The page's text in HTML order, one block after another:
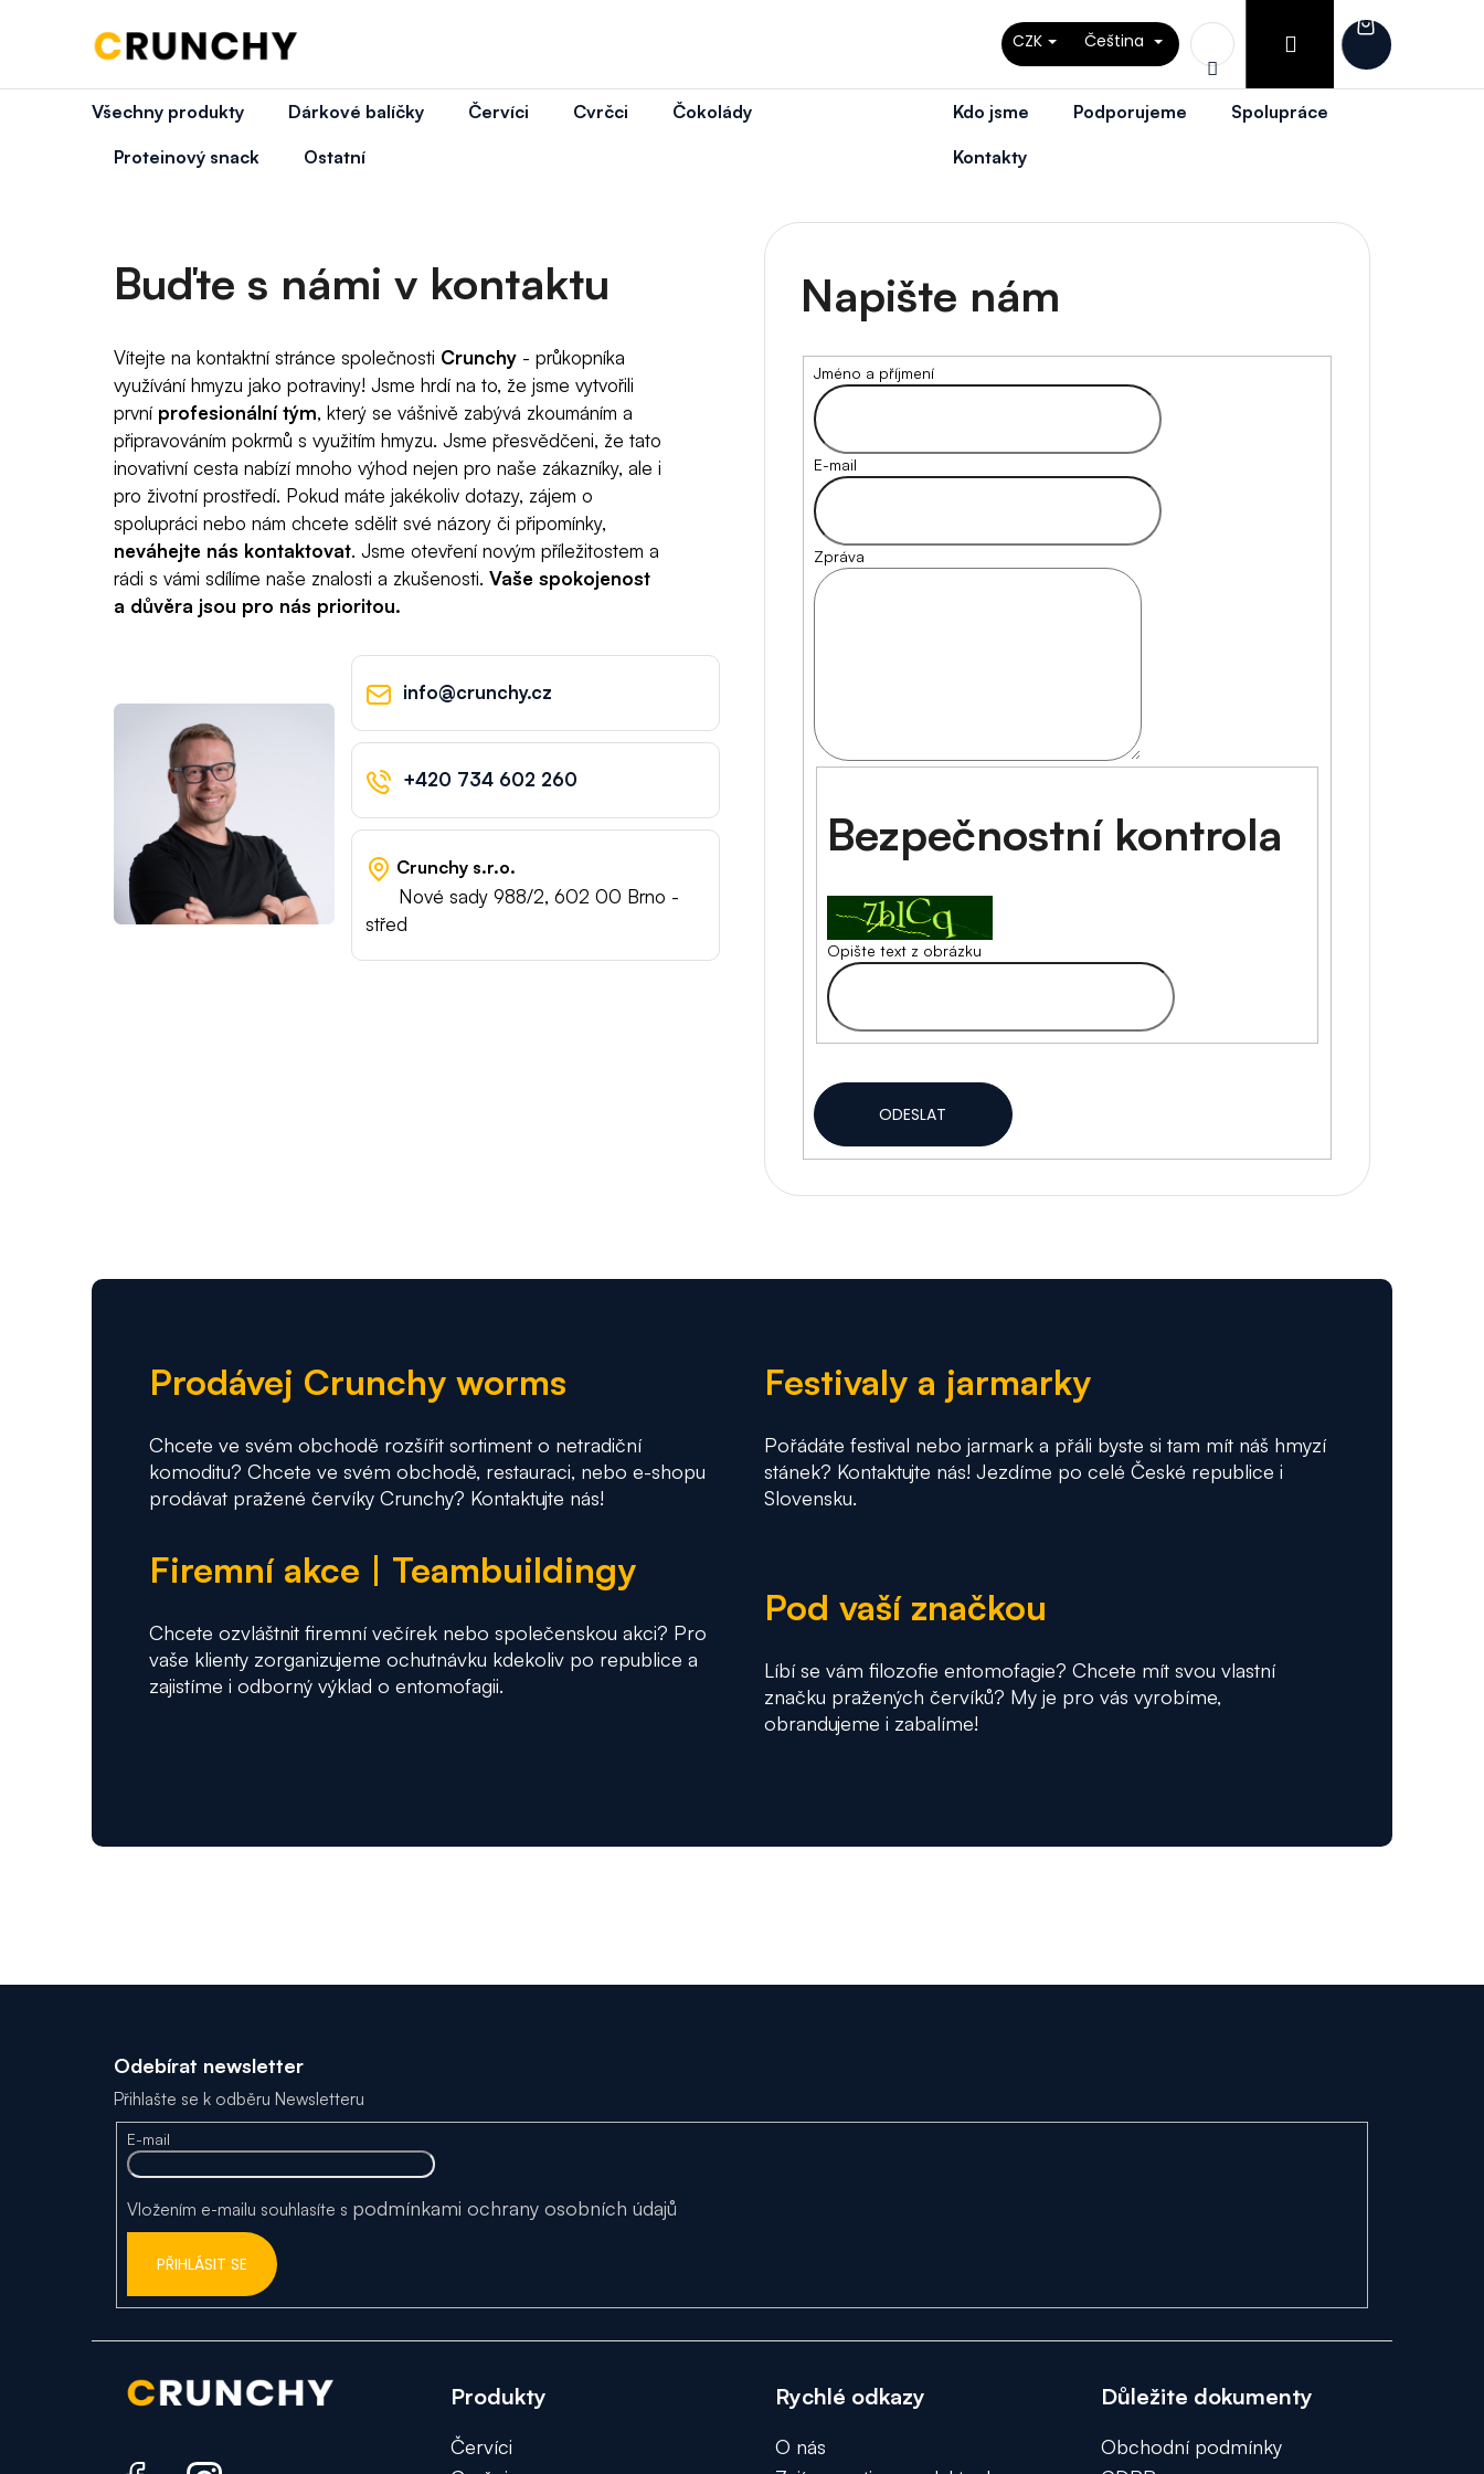
CZK Čeština
Hledat
Přihlášení
Nákupní
Všechny produkty Dárkové balíčky Červíci Cvrčci Čokolády
Proteinový snack Ostatní
Kdo jsme Podporujeme Spolupráce
Kontakty
Buďte s námi v kontaktu
Vítejte na kontaktní stránce společnosti Crunchy - průkopníka
využívání hmyzu jako potraviny! Jsme hrdí na to, že jsme vytvořili
první profesionální tým, který se vášnivě zabývá zkoumáním a
připravováním pokrmů s využitím hmyzu. Jsme přesvědčeni, že tato
inovativní cesta nabízí mnoho výhod nejen pro naše zákazníky, ale i
pro životní prostředí. Pokud máte jakékoliv dotazy, zájem o
spolupráci nebo nám chcete sdělit své názory či připomínky,
neváhejte nás kontaktovat. Jsme otevření novým příležitostem a
rádi s vámi sdílíme naše znalosti a zkušenosti. Vaše spokojenost
a důvěra jsou pro nás prioritou.
info@crunchy.cz
+420 734 602 260
Crunchy s.r.o.
Nové sady 988/2, 602 00 Brno -
střed
Napište nám
Jméno a příjmení
E-mail
Zpráva
Bezpečnostní kontrola
Opište text z obrázku
ODESLAT
Prodávej Crunchy worms
Chcete ve svém obchodě rozšířit sortiment o netradiční
komoditu? Chcete ve svém obchodě, restauraci, nebo e-shopu
prodávat pražené červíky Crunchy? Kontaktujte nás!
Firemní akce | Teambuildingy
Chcete ozvláštnit firemní večírek nebo společenskou akci? Pro
vaše klienty zorganizujeme ochutnávku kdekoliv po republice a
zajistíme i odborný výklad o entomofagii.
Festivaly a jarmarky
Pořádáte festival nebo jarmark a přáli byste si tam mít náš hmyzí
stánek? Kontaktujte nás! Jezdíme po celé České republice i
Slovensku.
Pod vaší značkou
Líbí se vám filozofie entomofagie? Chcete mít svou vlastní
značku pražených červíků? My je pro vás vyrobíme,
obrandujeme i zabalíme!
Zpět
do
obchodu
Zpět
do
obchodu
Doporučujeme
Odebírat newsletter
Přihlašte se k odběru Newsletteru
E-mail
Vložením e-mailu souhlasíte s podmínkami ochrany osobních údajů
PŘIHLÁSIT SE
Produkty
Červíci
Rychlé odkazy
O nás
Důležite dokumenty
Obchodní podmínky